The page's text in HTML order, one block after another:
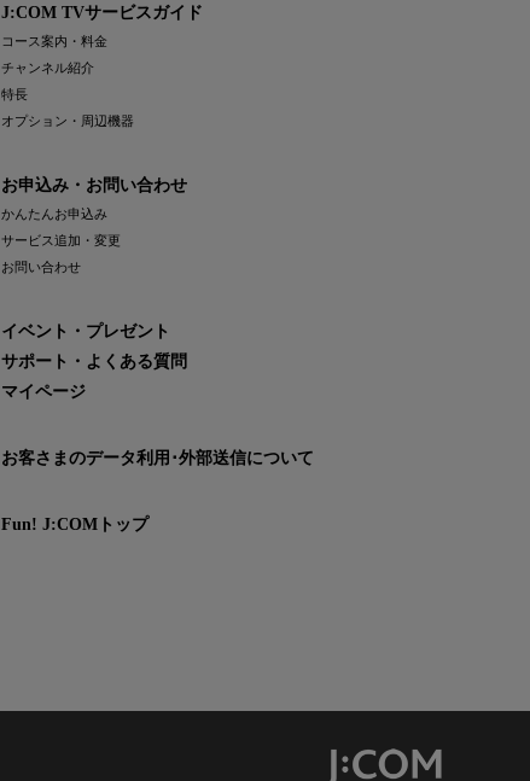
J:COM TVサービスガイド
コース案内・料金
チャンネル紹介
特長
オプション・周辺機器
お申込み・お問い合わせ
かんたんお申込み
サービス追加・変更
お問い合わせ
イベント・プレゼント
サポート・よくある質問
マイページ
お客さまのデータ利用･外部送信について
Fun! J:COMトップ